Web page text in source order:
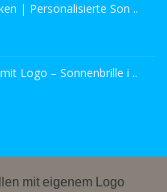
| Personalisierte Son ..
Logo – Sonnenbrille i ..
mit eigenem Logo